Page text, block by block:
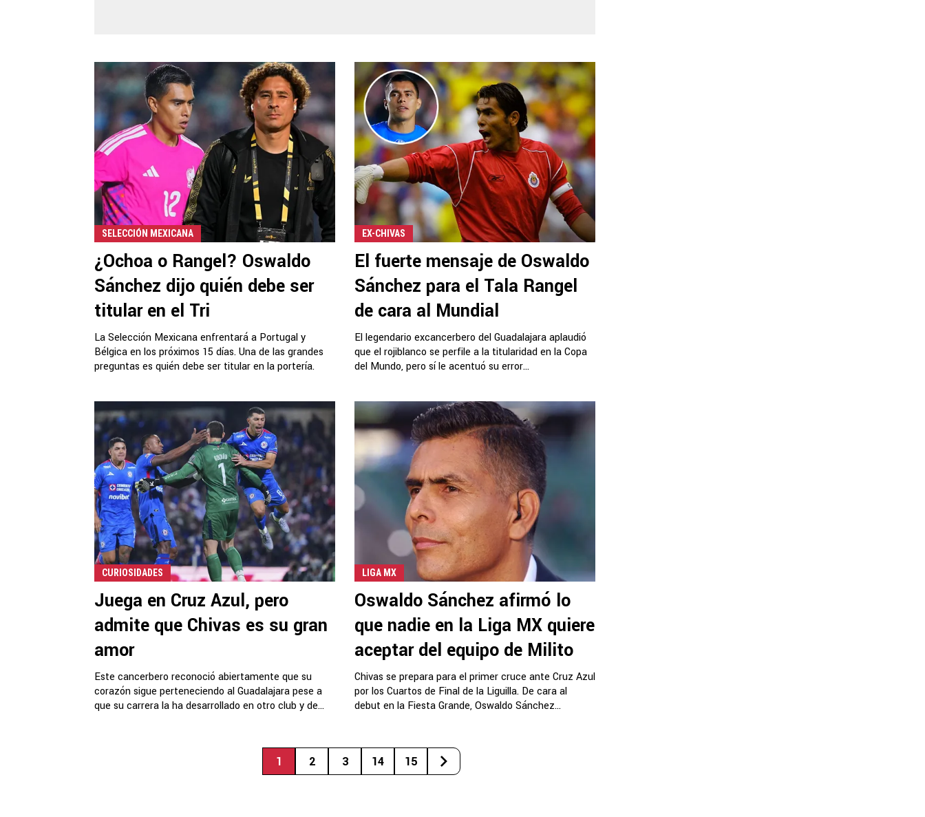
SELECCIÓN MEXICANA
¿Ochoa o Rangel? Oswaldo
Sánchez dijo quién debe ser
titular en el Tri
La Selección Mexicana enfrentará a Portugal y
Bélgica en los próximos 15 días. Una de las grandes
preguntas es quién debe ser titular en la portería.
EX-CHIVAS
El fuerte mensaje de Oswaldo
Sánchez para el Tala Rangel
de cara al Mundial
El legendario excancerbero del Guadalajara aplaudió
que el rojiblanco se perfile a la titularidad en la Copa
del Mundo, pero sí le acentuó su error...
CURIOSIDADES
Juega en Cruz Azul, pero
admite que Chivas es su gran
amor
Este cancerbero reconoció abiertamente que su
corazón sigue perteneciendo al Guadalajara pese a
que su carrera la ha desarrollado en otro club y de...
LIGA MX
Oswaldo Sánchez afirmó lo
que nadie en la Liga MX quiere
aceptar del equipo de Milito
Chivas se prepara para el primer cruce ante Cruz Azul
por los Cuartos de Final de la Liguilla. De cara al
debut en la Fiesta Grande, Oswaldo Sánchez...
1 2 3 14 15